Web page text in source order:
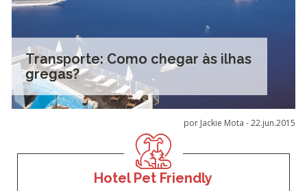
Transporte: Como chegar às ilhas
gregas?
por Jackie Mota -22.jun.2015
Hotel Pet Friendly